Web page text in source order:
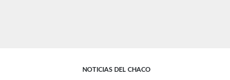
NOTICIAS DEL CHACO